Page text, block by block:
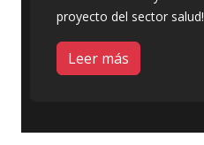
proyecto del sector salud!
Leer más